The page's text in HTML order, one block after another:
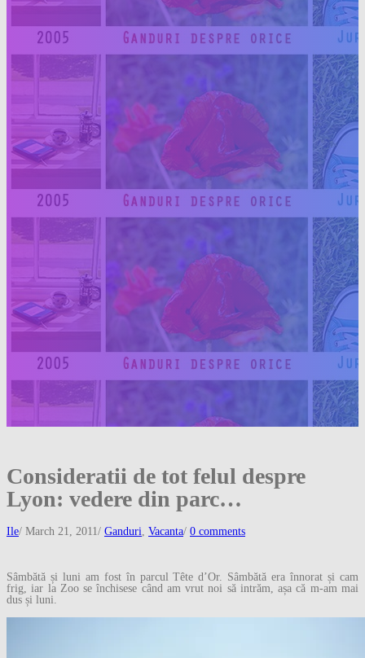
Consideratii de tot felul despre
Lyon: vedere din parc…
Ile/ March 21, 2011/ Ganduri Vacanta/ 0 comments
Sâmbătă și luni am fost în parcul Tête d’Or. Sâmbătă era înnorat și cam
frig, iar la Zoo se închisese când am vrut noi să intrăm, așa că m-am mai
dus și luni.